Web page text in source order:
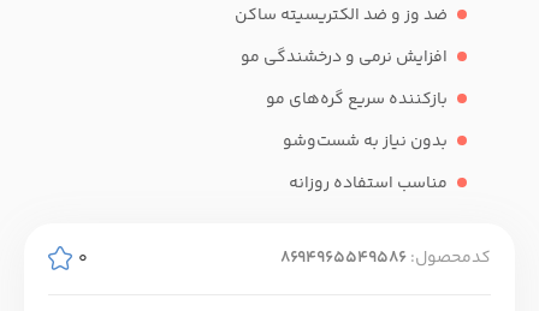
ضد وز و ضد الکتریسیته ساکن
افزایش نرمی و درخشندگی مو
بازکننده سریع گره‌های مو
بدون نیاز به شست‌وشو
مناسب استفاده روزانه
کدمحصول:8694965549586
0